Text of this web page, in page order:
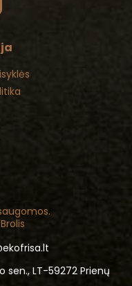
sen., LT-59272 Prienų